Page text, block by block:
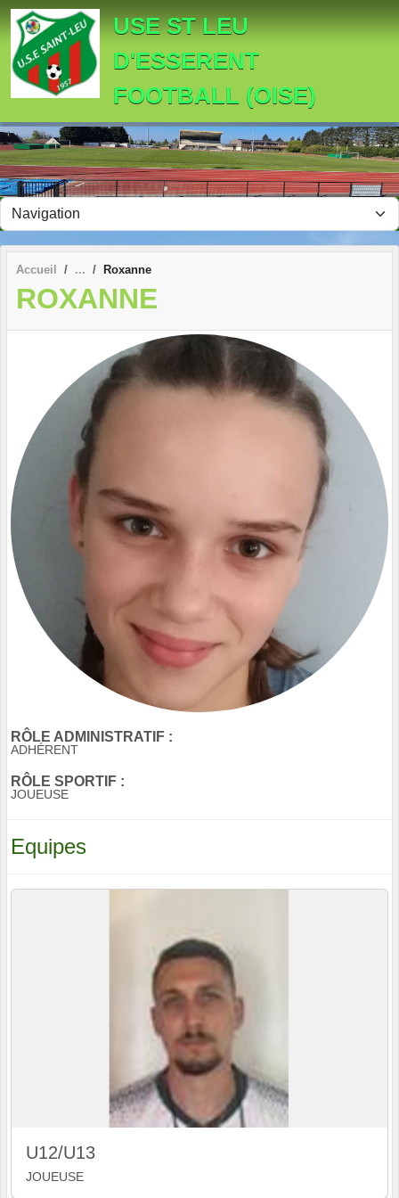
USE ST LEU
D'ESSERENT
FOOTBALL (OISE)
Accueil Roxanne
ROXANNE
RÔLE ADMINISTRATIF :
ADHÉRENT
RÔLE SPORTIF :
JOUEUSE
Equipes
U12/U13
JOUEUSE
Panneau de gestion des cookies